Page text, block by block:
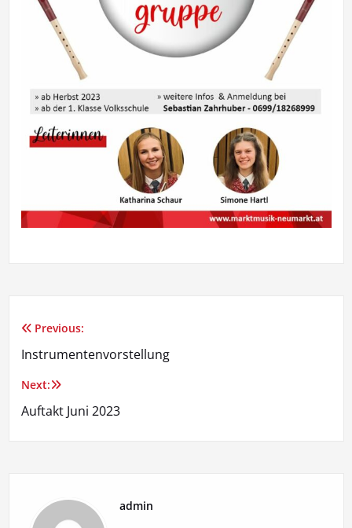
Beitragsnavigation
Previous:
Instrumentenvorstellung
Next:
Auftakt Juni 2023
admin